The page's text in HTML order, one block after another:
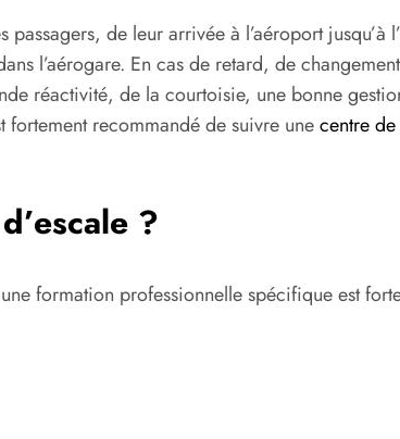
de leur arrivée à l’aéroport
l’aérogare. En cas de retard, de
réactivité, de la courtoisie, une bonne
recommandé de suivre unecentre
?
formation professionnelle spécifique est